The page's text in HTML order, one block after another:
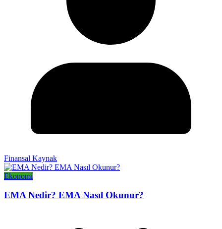
Finansal Kaynak
Ekonomi
EMA Nedir? EMA Nasıl Okunur?